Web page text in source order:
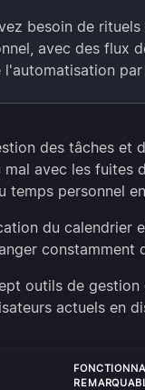
besoin de
avec des flux
par
des tâches et
avec les fuites
temps personnel
du calendrier
outils de gestion
actuels en